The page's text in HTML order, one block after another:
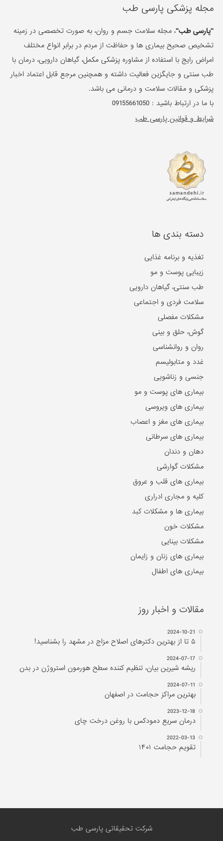
مجله پزشکی پارسی طب
"پارسی طب"، مجله سلامت جسم و روان، به صورت تخصصی در زمینه
تشخیص صحیح بیماری ها و حفاظت از مردم در برابر انواع مختلف
امراض رایج با استفاده از مشاوره پزشکی مکمل، گیاهان دارویی، درمان با
طب سنتی و جایگزین فعالیت داشته و همچنین مرجع قابل اعتماد اخبار
پزشکی و مقالات سلامت و درمانی می باشد.
با ما در ارتباط باشید :09155661050
شرایط و قوانین پارسی طب
دسته بندی ها
تغذیه و برنامه غذایی
زیبایی پوست و مو
طب سنتی، گیاهان دارویی
سلامت فردی و اجتماعی
مشکلات مفصلی
گوش، حلق و بینی
روان و روانشناسی
غدد و متابولیسم
جنسی و زناشویی
بیماری های پوست و مو
بیماری های ویروسی
بیماری های مغز و اعصاب
بیماری های سرطانی
دهان و دندان
مشکلات گوارشی
بیماری های قلب و عروق
کلیه و مجاری ادراری
بیماری ها و مشکلات کبد
مشکلات خون
مشکلات بینایی
بیماری های زنان و زایمان
بیماری های اطفال
مقالات و اخبار روز
2024-10-21
۵ تا از بهترین دکتر‌های اصلاح مزاج در مشهد را بشناسید!
2024-07-17
ریشه شیرین بیان، تنظیم کننده سطح هورمون استروژن در بدن
2024-07-11
بهترین مراکز حجامت در اصفهان
2023-12-18
درمان سریع دمودکس با روغن درخت چای
2022-03-13
تقویم حجامت ۱۴۰۱
شرکت تحقیقاتی پارسی طب